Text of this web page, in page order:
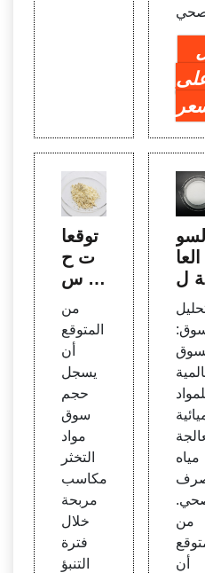
توقعا
ت ح
صة س
خثر 2
020-2
026 |
الصنا
عة
من
المتوقع
أن
يسجل
حجم
سوق
مواد
التخثر
مكاسب
مربحة
خلال
فترة
التنبؤ
السو
ل
لمواد
ل
الصر
ال
ناعة
مياه
من
أن